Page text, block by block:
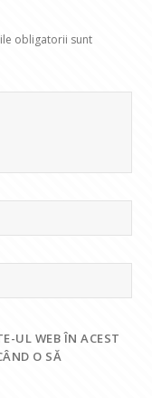
obligatorii sunt
UL WEB ÎN ACEST
O SĂ